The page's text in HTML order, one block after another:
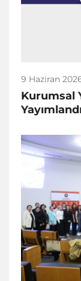
9 Haziran
Kurumsal